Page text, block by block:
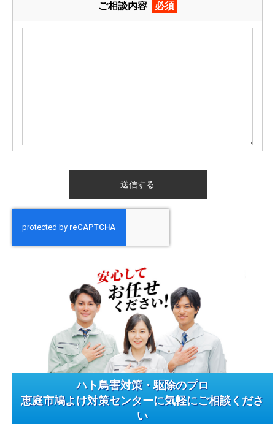
ご相談内容 必須
ハト鳥害対策・駆除のプロ
恵庭市鳩よけ対策センターに気軽にご相談くださ
い